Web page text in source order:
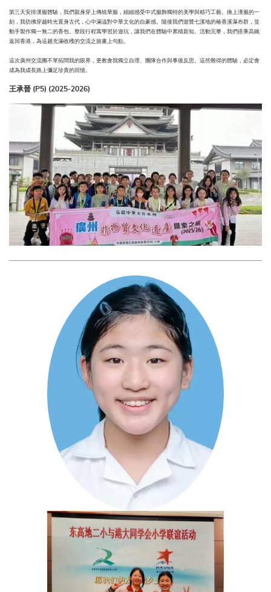
第三天安排漢服體驗，我們親身穿上傳統華服，細細感受中式服飾獨特的美學與精巧工藝。換上漢服的一
刻，我彷彿穿越時光置身古代，心中滿溢對中華文化的自豪感。隨後我們遊覽七溪地的椿香溪瀑布群，並
動手製作獨一無二的香包。整段行程寓學習於遊玩，讓我們在體驗中累積新知。活動完畢，我們搭乘高鐵
返回香港，為這趟充滿收穫的交流之旅畫上句點。
這次廣州交流團不單拓闊我的眼界，更教會我獨立自理、團隊合作與事後反思。這些難得的體驗，必定會
成為我成長路上彌足珍貴的回憶。
王承晉 (P5) (2025-2026)